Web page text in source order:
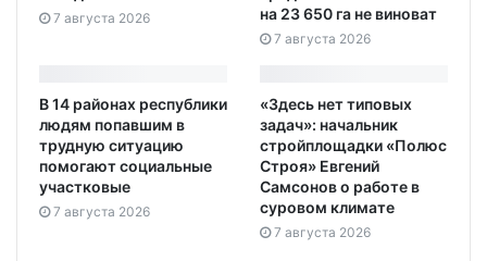
7 августа 2026
на 23 650 га не виноват
7 августа 2026
В 14 районах республики
людям попавшим в
трудную ситуацию
помогают социальные
участковые
7 августа 2026
«Здесь нет типовых
задач»: начальник
стройплощадки «Полюс
Строя» Евгений
Самсонов о работе в
суровом климате
7 августа 2026